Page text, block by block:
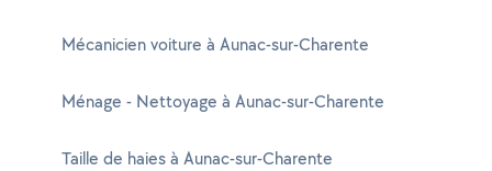
Mécanicien voiture à Aunac-sur-Charente
Ménage - Nettoyage à Aunac-sur-Charente
Taille de haies à Aunac-sur-Charente